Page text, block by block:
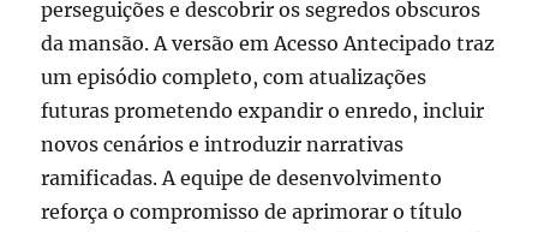
perseguições e descobrir os segredos obscuros
da mansão. A versão em Acesso Antecipado traz
um episódio completo, com atualizações
futuras prometendo expandir o enredo, incluir
novos cenários e introduzir narrativas
ramificadas. A equipe de desenvolvimento
reforça o compromisso de aprimorar o título